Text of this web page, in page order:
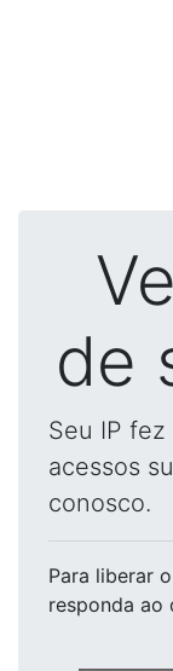
de
Seu IP
acessos
conosco.
Para liberar
responda ao